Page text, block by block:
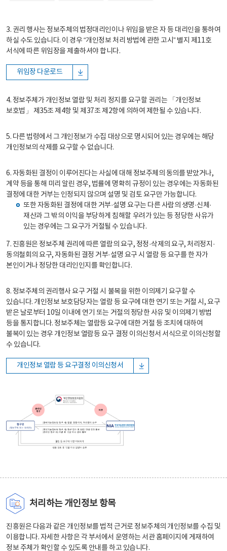
3. 권리 행사는 정보주체의 법정대리인이나 위임을 받은 자 등 대리인을 통하여
하실 수도 있습니다. 이 경우 “개인정보 처리 방법에 관한 고시” 별지 제11호
서식에 따른 위임장을 제출하셔야 합니다.
위임장 다운로드
4. 정보주체가 개인정보 열람 및 처리 정지를 요구할 권리는 「개인정보
보호법」 제35조 제4항 및 제37조 제2항에 의하여 제한될 수 있습니다.
5. 다른 법령에서 그 개인정보가 수집 대상으로 명시되어 있는 경우에는 해당
개인정보의 삭제를 요구할 수 없습니다.
6. 자동화된 결정이 이루어진다는 사실에 대해 정보주체의 동의를 받았거나,
계약 등을 통해 미리 알린 경우, 법률에 명확히 규정이 있는 경우에는 자동화된
결정에 대한 거부는 인정되지 않으며 설명 및 검토 요구만 가능합니다.
또한 자동화된 결정에 대한 거부·설명 요구는 다른 사람의 생명·신체·
재산과 그 밖의 이익을 부당하게 침해할 우려가 있는 등 정당한 사유가
있는 경우에는 그 요구가 거절될 수 있습니다.
7. 진흥원은 정보주체 권리에 따른 열람의 요구, 정정·삭제의 요구, 처리정지·
동의철회의 요구, 자동화된 결정 거부·설명 요구 시 열람 등 요구를 한 자가
본인이거나 정당한 대리인인지를 확인합니다.
8. 정보주체의 권리행사 요구 거절 시 불복을 위한 이의제기 요구할 수
있습니다. 개인정보 보호담당자는 열람 등 요구에 대한 연기 또는 거절 시, 요구
받은 날로부터 10일 이내에 연기 또는 거절의 정당한 사유 및 이의제기 방법
등을 통지합니다. 정보주체는 열람등 요구에 대한 거절 등 조치에 대하여
불복이 있는 경우 개인정보 열람등 요구 결정 이의신청서 서식으로 이의신청할
수 있습니다.
개인정보 열람 등 요구결정 이의신청서
처리하는 개인정보 항목
진흥원은 다음과 같은 개인정보를 법적 근거로 정보주체의 개인정보를 수집 및
이용합니다. 자세한 사항은 각 부서에서 운영하는 서관 홈페이지에 게재하여
정보 주체가 확인할 수 있도록 안내를 하고 있습니다.